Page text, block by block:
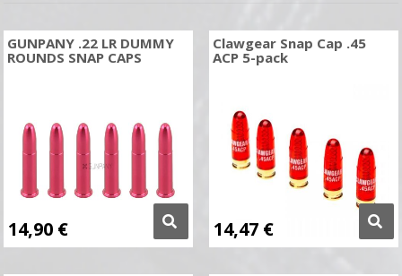
GUNPANY .22 LR DUMMY
ROUNDS SNAP CAPS
14,90 €
Clawgear Snap Cap .45
ACP 5-pack
14,47 €